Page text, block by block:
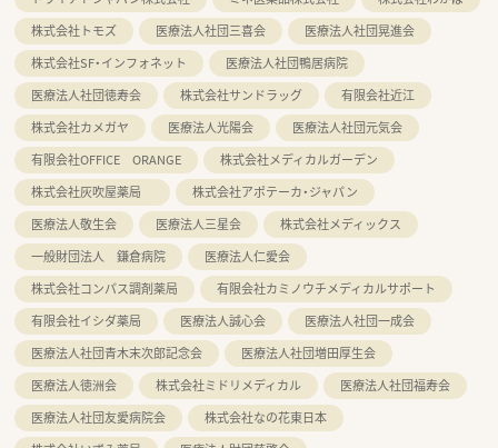
株式会社トモズ
医療法人社団三喜会
医療法人社団晃進会
株式会社SF・インフォネット
医療法人社団鴨居病院
医療法人社団徳寿会
株式会社サンドラッグ
有限会社近江
株式会社カメガヤ
医療法人光陽会
医療法人社団元気会
有限会社OFFICE ORANGE
株式会社メディカルガーデン
株式会社灰吹屋薬局
株式会社アポテーカ・ジャパン
医療法人敬生会
医療法人三星会
株式会社メディックス
一般財団法人 鎌倉病院
医療法人仁愛会
株式会社コンパス調剤薬局
有限会社カミノウチメディカルサポート
有限会社イシダ薬局
医療法人誠心会
医療法人社団一成会
医療法人社団青木末次郎記念会
医療法人社団増田厚生会
医療法人徳洲会
株式会社ミドリメディカル
医療法人社団福寿会
医療法人社団友愛病院会
株式会社なの花東日本